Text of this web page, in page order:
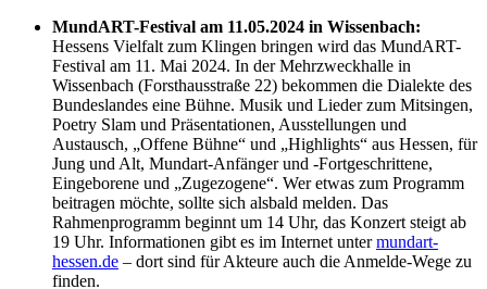
MundART-Festival am 11.05.2024 in Wissenbach:
Hessens Vielfalt zum Klingen bringen wird das MundART-
Festival am 11. Mai 2024. In der Mehrzweckhalle in
Wissenbach (Forsthausstraße 22) bekommen die Dialekte des
Bundeslandes eine Bühne. Musik und Lieder zum Mitsingen,
Poetry Slam und Präsentationen, Ausstellungen und
Austausch, „Offene Bühne“ und „Highlights“ aus Hessen, für
Jung und Alt, Mundart-Anfänger und -Fortgeschrittene,
Eingeborene und „Zugezogene“. Wer etwas zum Programm
beitragen möchte, sollte sich alsbald melden. Das
Rahmenprogramm beginnt um 14 Uhr, das Konzert steigt ab
19 Uhr. Informationen gibt es im Internet untermundart-
hessen.de – dort sind für Akteure auch die Anmelde-Wege zu
finden.